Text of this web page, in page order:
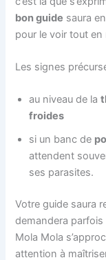
bon guide saura
pour le voir tout
Les signes
au niveau de la
froides
si un banc de
attendent
ses parasites.
Votre guide saura
demandera parfois
Mola Mola
attention à